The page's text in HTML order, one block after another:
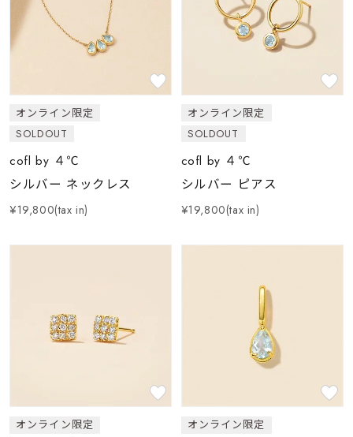
ファッションテイス
ト
コレクション
レディース
リングサイズ
¥0
在庫ありのみ
オンライン限定
SOLDOUT
cofl by ４℃
シルバー ネックレス
¥19,800(tax in)
オンライン限定
SOLDOUT
cofl by ４℃
シルバー ピアス
¥19,800(tax in)
オンライン限定
オンライン限定